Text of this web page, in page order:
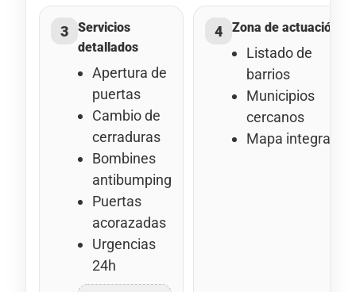
3
Servicios
detallados
Apertura de
puertas
Cambio de
cerraduras
Bombines
antibumping
Puertas
acorazadas
Urgencias
24h
4 Zona de actuación
Listado de
barrios
Municipios
cercanos
Mapa integrado